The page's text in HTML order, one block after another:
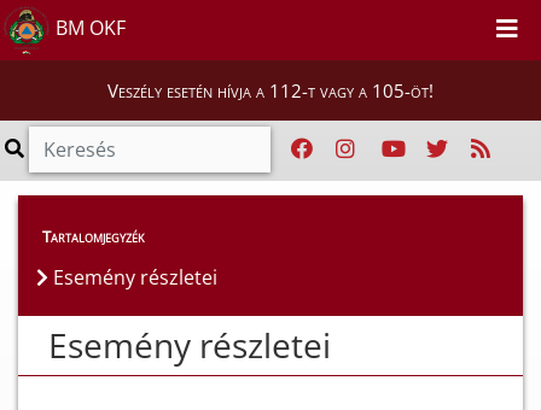
BM OKF
Veszély esetén hívja a 112-t vagy a 105-öt!
Esemény részletei
Tartalomjegyzék
Esemény részletei
Esemény részletei